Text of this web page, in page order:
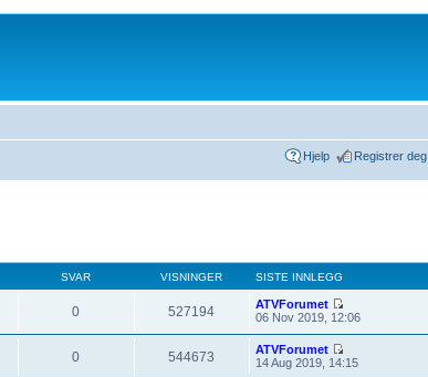
Hjelp Registrer deg
SVAR VISNINGER SISTE INNLEGG
0 527194
ATVForumet
06 Nov 2019, 12:06
0 544673
ATVForumet
14 Aug 2019, 14:15